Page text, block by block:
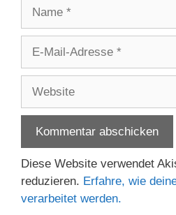
Adresse
Diese Website verwendet
reduzieren. Erfahre, wie
verarbeitet werden.